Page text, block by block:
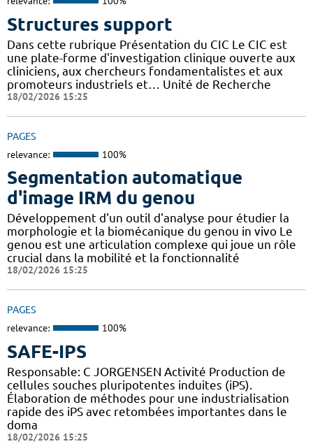
Structures support
Dans cette rubrique Présentation du CIC Le CIC est
une plate-forme d'investigation clinique ouverte aux
cliniciens, aux chercheurs fondamentalistes et aux
promoteurs industriels et… Unité de Recherche
18/02/2026 15:25
PAGES
relevance: 100%
Segmentation automatique
d'image IRM du genou
Développement d'un outil d'analyse pour étudier la
morphologie et la biomécanique du genou in vivo Le
genou est une articulation complexe qui joue un rôle
crucial dans la mobilité et la fonctionnalité
18/02/2026 15:25
PAGES
relevance: 100%
SAFE-IPS
Responsable: C JORGENSEN Activité Production de
cellules souches pluripotentes induites (iPS).
Élaboration de méthodes pour une industrialisation
rapide des iPS avec retombées importantes dans le
doma
18/02/2026 15:25